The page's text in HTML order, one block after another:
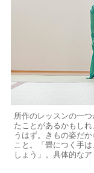
所作のレッスンの一
たことがあるかもし
うはず。きもの姿だ
こと。「畳につく手
しょう」。具体的な